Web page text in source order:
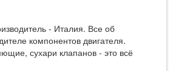
- Италия. Все об
компонентов двигателя.
сухари клапанов - это всё